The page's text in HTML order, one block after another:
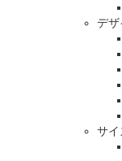
デザ
サイ